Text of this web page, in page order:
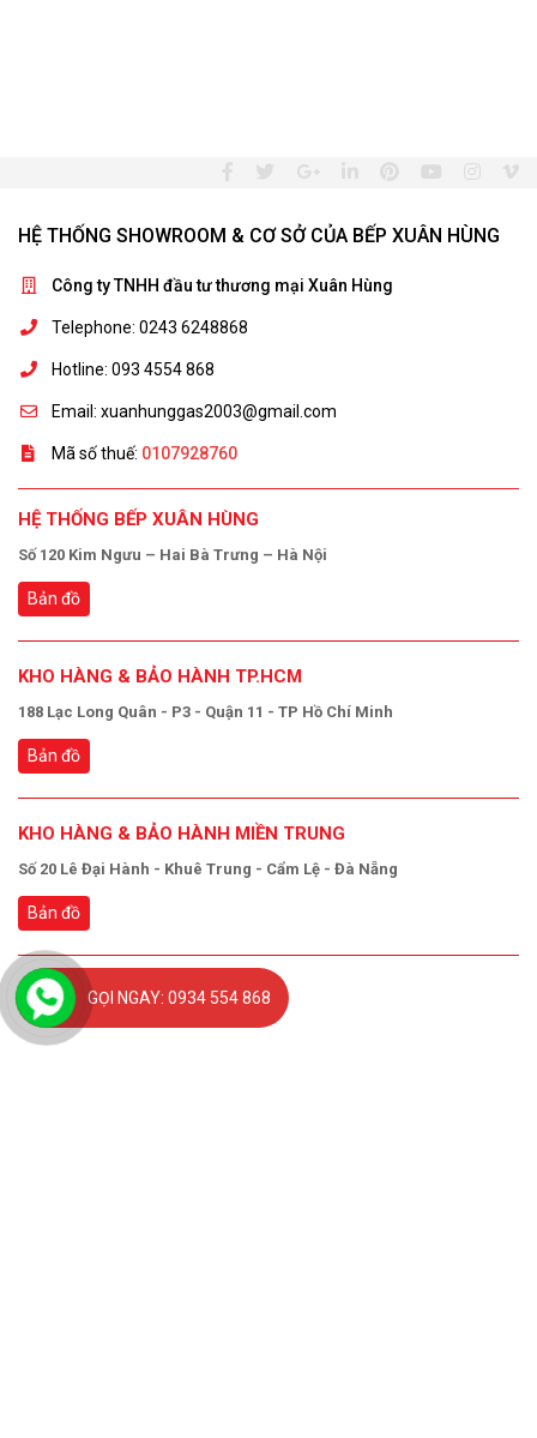
HỆ THỐNG SHOWROOM & CƠ SỞ CỦA BẾP XUÂN HÙNG
Công ty TNHH đầu tư thương mại Xuân Hùng
Telephone: 0243 6248868
Hotline: 093 4554 868
Email: xuanhunggas2003@gmail.com
Mã số thuế: 0107928760
HỆ THỐNG BẾP XUÂN HÙNG
Số 120 Kim Ngưu – Hai Bà Trưng – Hà Nội
Bản đồ
KHO HÀNG & BẢO HÀNH TP.HCM
188 Lạc Long Quân - P3 - Quận 11 - TP Hồ Chí Minh
Bản đồ
KHO HÀNG & BẢO HÀNH MIỀN TRUNG
Số 20 Lê Đại Hành - Khuê Trung - Cẩm Lệ - Đà Nẵng
Bản đồ
GỌI NGAY: 0934 554 868